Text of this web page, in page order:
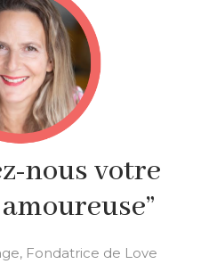
nous votre
Fondatrice de Love